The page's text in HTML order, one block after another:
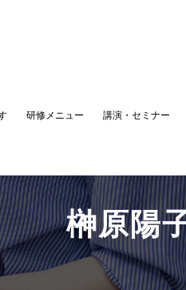
研修メニュー 講演・セミナー
榊原陽